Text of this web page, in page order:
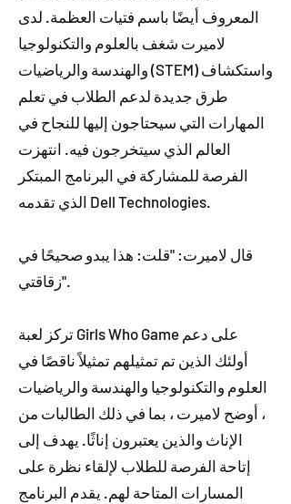
المعروف أيضًا باسم فتيات العظمة. لدى
لاميرت شغف بالعلوم والتكنولوجيا
والهندسة والرياضيات (STEM) واستكشاف
طرق جديدة لدعم الطلاب في تعلم
المهارات التي سيحتاجون إليها للنجاح في
العالم الذي سيتخرجون فيه. انتهزت
الفرصة للمشاركة في البرنامج المبتكر
الذي تقدمه Dell Technologies.
قال لاميرت: "قلت: هذا يبدو صحيحًا في
زقاقتي".
تركز لعبة Girls Who Game على دعم
أولئك الذين تم تمثيلهم تمثيلاً ناقصًا في
العلوم والتكنولوجيا والهندسة والرياضيات
، أوضح لاميرت ، بما في ذلك الطالبات من
الإناث والذين يعتبرون إناثًا. يهدف إلى
إتاحة الفرصة للطلاب لإلقاء نظرة على
المسارات المتاحة لهم. يقدم البرنامج